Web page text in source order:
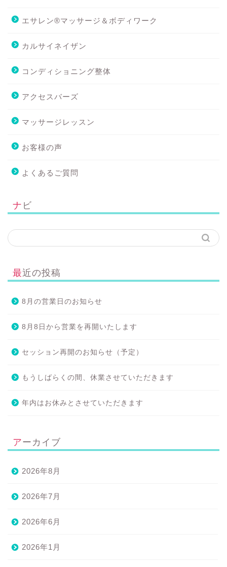
エサレン®マッサージ＆ボディワーク
カルサイネイザン
コンディショニング整体
アクセスバーズ
マッサージレッスン
お客様の声
よくあるご質問
ナビ
最近の投稿
8月の営業日のお知らせ
8月8日から営業を再開いたします
セッション再開のお知らせ（予定）
もうしばらくの間、休業させていただきます
年内はお休みとさせていただきます
アーカイブ
2026年8月
2026年7月
2026年6月
2026年1月